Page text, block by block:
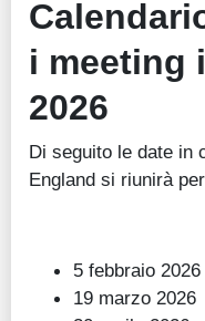
i meeting
2026
Di seguito le date in
England si riunirà
5 febbraio 2026
19 marzo 2026